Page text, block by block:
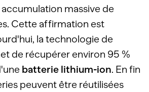
massive de
Cette affirmation est
la technologie de
de récupérer environ 95 %
batterie lithium-ion. En fin
peuvent être réutilisées